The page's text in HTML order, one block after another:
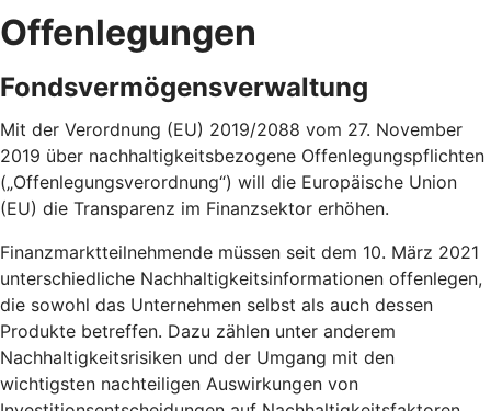
Offenlegungen
Fondsvermögensverwaltung
Mit der Verordnung (EU) 2019/2088 vom 27. November
2019 über nachhaltigkeitsbezogene Offenlegungspflichten
(„Offenlegungsverordnung“) will die Europäische Union
(EU) die Transparenz im Finanzsektor erhöhen.
Finanzmarktteilnehmende müssen seit dem 10. März 2021
unterschiedliche Nachhaltigkeitsinformationen offenlegen,
die sowohl das Unternehmen selbst als auch dessen
Produkte betreffen. Dazu zählen unter anderem
Nachhaltigkeitsrisiken und der Umgang mit den
wichtigsten nachteiligen Auswirkungen von